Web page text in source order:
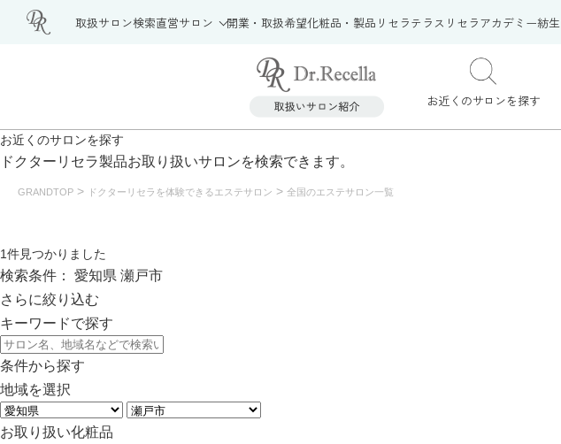
取扱サロン検索直営サロン 開業・取扱希望化粧品・製品 リセラテラス リセラアカデミー紡生
お近くのサロンを探す
お近くのサロンを探す
ドクターリセラ製品お取り扱いサロンを検索できます。
GRANDTOP > ドクターリセラを体験できるエステサロン > 全国のエステサロン一覧
1件見つかりました
検索条件： 愛知県 瀬戸市
さらに絞り込む
キーワードで探す
条件から探す
地域を選択
お取り扱い化粧品